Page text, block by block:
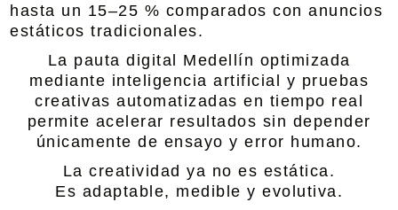
hasta un 15–25 % comparados con anuncios
estáticos tradicionales.
La pauta digital Medellín optimizada
mediante inteligencia artificial y pruebas
creativas automatizadas en tiempo real
permite acelerar resultados sin depender
únicamente de ensayo y error humano.
La creatividad ya no es estática.
Es adaptable, medible y evolutiva.